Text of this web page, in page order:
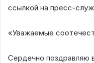
ссылкой на пресс-
«Уважаемые
Сердечно поздравляю